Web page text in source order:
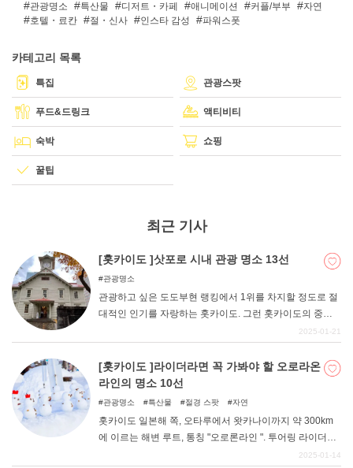
문의
여행작가 모집
관광명소 특산물 디저트・카페 애니메이션 커플/부부
자연
호텔・료칸
절・신사 인스타 감성 파워스폿
카테고리 목록
특집 관광스팟
푸드&드링크 액티비티
숙박 쇼핑
꿀팁
최근 기사
[홋카이도 ]삿포로 시내 관광 명소 13선
관광명소
관광하고 싶은 도도부현 랭킹에서 1위를 차지할 정도로 절
대적인 인기를 자랑하는 홋카이도. 그런 홋카이도의 중심
지라고 할 수 있는 삿포로시에는 대표적인 명소부터 자연
있다! 이번 기사에서는 삿포로시를 처음 방문하는 분들에
게 추천할 만한 명소부터 삿포로 관광을 더욱 즐겁게 해줄
인기 관광지 등을 소개하고자 한다. 더운 여름, 조금 더 시
2025-01-21
[홋카이도 ]라이더라면 꼭 가봐야 할 오로라온
라인의 명소 10선
관광명소 특산물 절경 스팟 자연
홋카이도 일본해 쪽, 오타루에서 왓카나이까지 약 300km
에 이르는 해변 루트, 통칭 "오로론라인 ". 투어링 라이더로
부터 "언젠가는 꼭 가보고 싶다! "라고 동경의 대상이 되고
2025-01-14